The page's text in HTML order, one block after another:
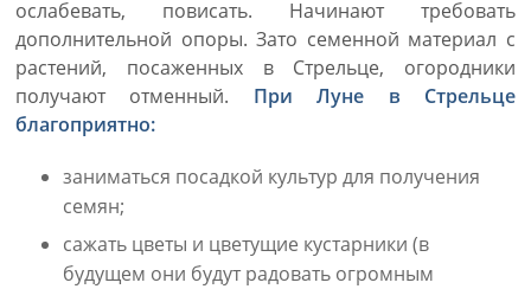
ослабевать, повисать. Начинают требовать
дополнительной опоры. Зато семенной материал с
растений, посаженных в Стрельце, огородники
получают отменный. При Луне в Стрельце
благоприятно:
заниматься посадкой культур для получения
семян;
сажать цветы и цветущие кустарники (в
будущем они будут радовать огромным